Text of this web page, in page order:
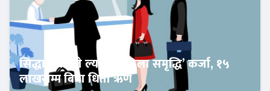
सिद्धार्थ बैंकले ल्यायो ‘महिला समृद्धि’ कर्जा, १५
लाखसम्म बिना धितो ऋण